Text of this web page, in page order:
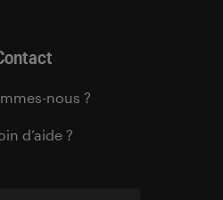
nous ?
d’aide ?